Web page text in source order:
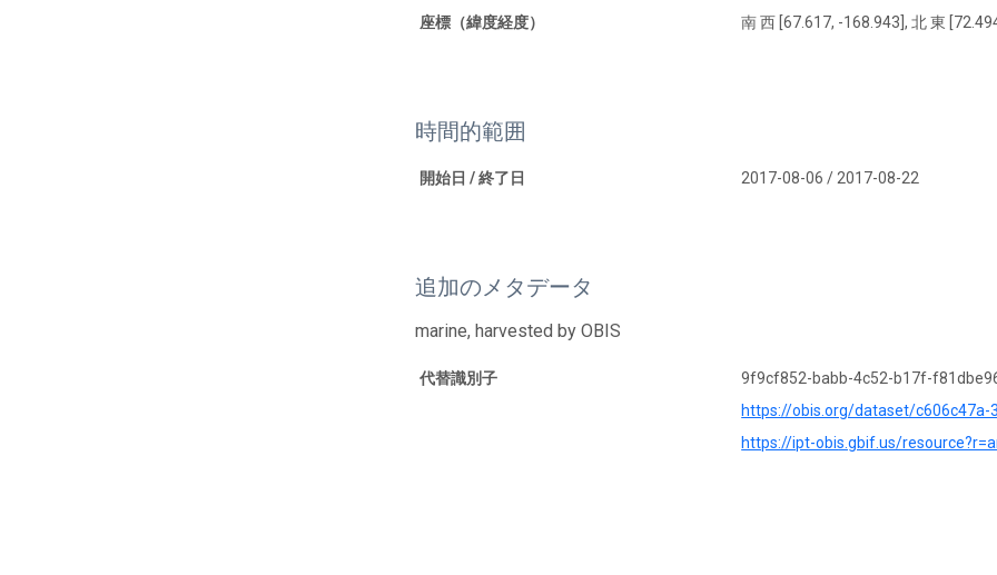
座標（緯度経度） 南 西 [67.617, -168.943], 北 東
時間的範囲
開始日 / 終了日 2017-08-06 / 2017-08-22
追加のメタデータ
marine, harvested by OBIS
代替識別子
9f9cf852-babb-4c52-b17f-
https://obis.org/dataset/
https://ipt-obis.gbif.us/